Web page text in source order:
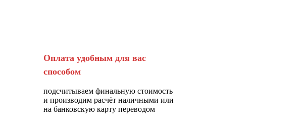
Оплата удобным для вас
способом
подсчитываем финальную стоимость
и производим расчёт наличными или
на банковскую карту переводом